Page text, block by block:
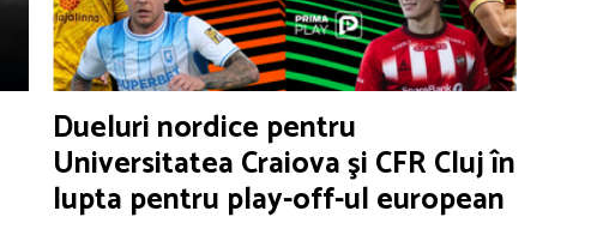
Dueluri nordice pentru
Universitatea Craiova şi CFR Cluj în
lupta pentru play-off-ul european